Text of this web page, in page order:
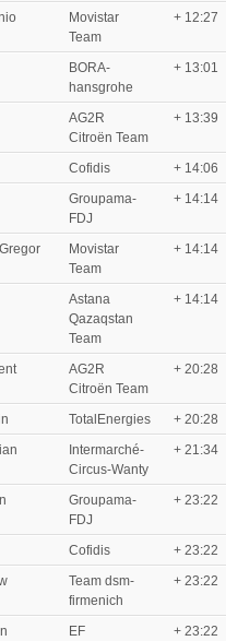
Movistar
Team
+ 12:27
BORA-
hansgrohe
+ 13:01
AG2R
Citroën Team
+ 13:39
Cofidis
+ 14:06
Groupama-
FDJ
+ 14:14
Movistar
Team
+ 14:14
Astana
Qazaqstan
Team
+ 14:14
AG2R
Citroën Team
+ 20:28
TotalEnergies
+ 20:28
Intermarché-
Circus-Wanty
+ 21:34
Groupama-
FDJ
+ 23:22
Cofidis
+ 23:22
Team dsm-
firmenich
+ 23:22
EF
+ 23:22